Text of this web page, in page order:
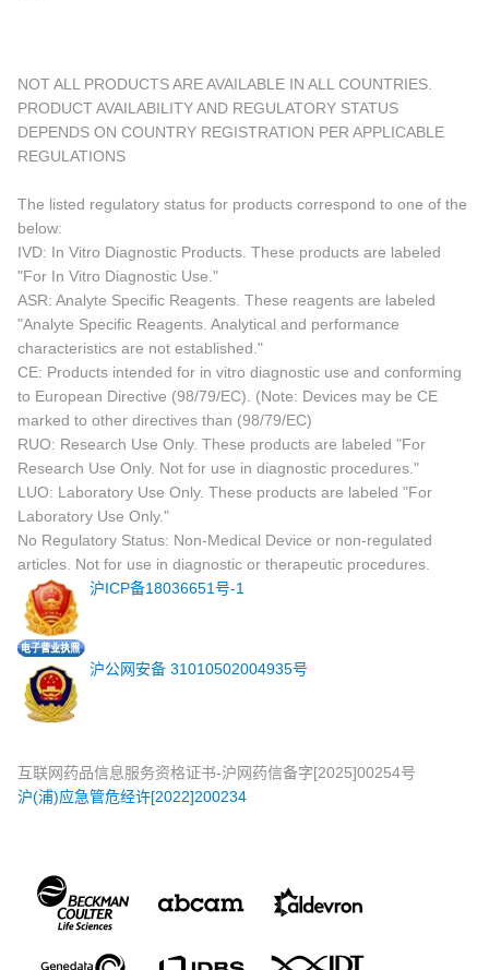
NOT ALL PRODUCTS ARE AVAILABLE IN ALL COUNTRIES.
PRODUCT AVAILABILITY AND REGULATORY STATUS
DEPENDS ON COUNTRY REGISTRATION PER APPLICABLE
REGULATIONS
The listed regulatory status for products correspond to one of the
below:
IVD: In Vitro Diagnostic Products. These products are labeled
"For In Vitro Diagnostic Use."
ASR: Analyte Specific Reagents. These reagents are labeled
"Analyte Specific Reagents. Analytical and performance
characteristics are not established."
CE: Products intended for in vitro diagnostic use and conforming
to European Directive (98/79/EC). (Note: Devices may be CE
marked to other directives than (98/79/EC)
RUO: Research Use Only. These products are labeled "For
Research Use Only. Not for use in diagnostic procedures."
LUO: Laboratory Use Only. These products are labeled "For
Laboratory Use Only."
No Regulatory Status: Non-Medical Device or non-regulated
articles. Not for use in diagnostic or therapeutic procedures.
沪ICP备18036651号-1
沪公网安备 31010502004935号
互联网药品信息服务资格证书-沪网药信备字[2025]00254号
沪(浦)应急管危经许[2022]200234